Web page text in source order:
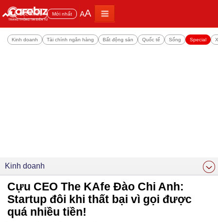
Đọc nhiều Mới nhất AA
Kinh doanh Tài chính ngân hàng Bất động sản Quốc tế Sống Special
Kinh doanh
Cựu CEO The KAfe Đào Chi Anh:
Startup đôi khi thất bại vì gọi được
quá nhiều tiền!